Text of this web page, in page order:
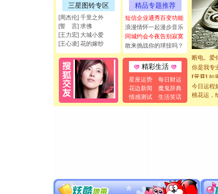
三星图铃专区
[周杰伦] 千里之外
[誓 言] 求佛
[王力宏] 大城小爱
[王心凌] 花的嫁纱
精品专题推荐
短信企业通秀百变功能
浪漫情怀一起漫步音乐
同城约会今夜告别寂寞
敢来挑战你的球技吗？
精彩生活
星座运势
每日财运
花边新闻
魔鬼辞典
情感测试
生活笑话
能正大光
都要快乐
[圣诞节]
如意,快
[元旦]看
断电。爱
你是我专
[元旦] 如
起；二是
离。水晶
送你一棵
[圣诞节]
今日运程
桃花运，